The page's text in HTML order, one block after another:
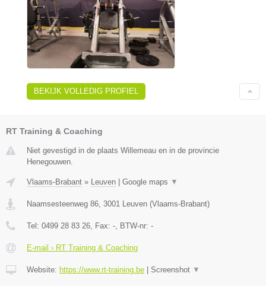
BEKIJK VOLLEDIG PROFIEL
RT Training & Coaching
Niet gevestigd in de plaats Willemeau en in de provincie
Henegouwen.
Vlaams-Brabant » Leuven Google maps ▼
Naamsesteenweg 86, 3001 Leuven (Vlaams-Brabant)
Tel: 0499 28 83 26, Fax: -, BTW-nr: -
E-mail › RT Training & Coaching
Website: https://www.rt-training.be Screenshot ▼